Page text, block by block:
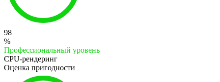
98
%
Профессиональный уровень
CPU-рендеринг
Оценка пригодности